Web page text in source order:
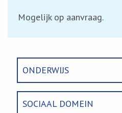
Mogelijk op aanvraag.
ONDERWIJS
SOCIAAL DOMEIN